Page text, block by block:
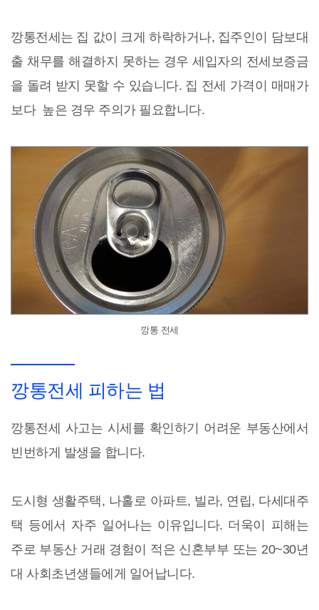
깡통전세는 집 값이 크게 하락하거나, 집주인이 담보대
출 채무를 해결하지 못하는 경우 세입자의 전세보증금
을 돌려 받지 못할 수 있습니다. 집 전세 가격이 매매가
보다 높은 경우 주의가 필요합니다.
깡통 전세
깡통전세 피하는 법
깡통전세 사고는 시세를 확인하기 어려운 부동산에서
빈번하게 발생을 합니다.
도시형 생활주택, 나홀로 아파트, 빌라, 연립, 다세대주
택 등에서 자주 일어나는 이유입니다. 더욱이 피해는
주로 부동산 거래 경험이 적은 신혼부부 또는 20~30년
대 사회초년생들에게 일어납니다.